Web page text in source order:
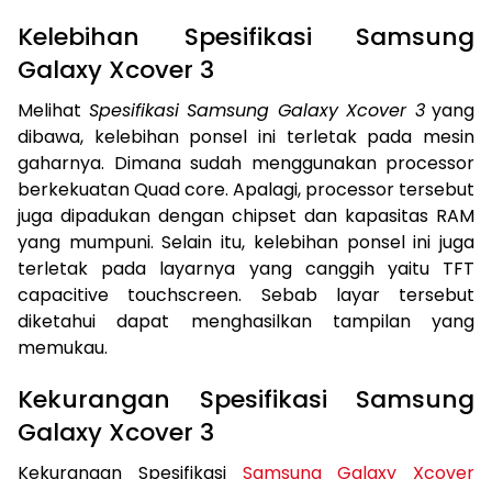
Kelebihan Spesifikasi Samsung
Galaxy Xcover 3
Melihat Spesifikasi Samsung Galaxy Xcover 3yang
dibawa, kelebihan ponsel ini terletak pada mesin
gaharnya. Dimana sudah menggunakan processor
berkekuatan Quad core. Apalagi, processor tersebut
juga dipadukan dengan chipset dan kapasitas RAM
yang mumpuni. Selain itu, kelebihan ponsel ini juga
terletak pada layarnya yang canggih yaitu TFT
capacitive touchscreen. Sebab layar tersebut
diketahui dapat menghasilkan tampilan yang
memukau.
Kekurangan Spesifikasi Samsung
Galaxy Xcover 3
Kekurangan Spesifikasi Samsung Galaxy Xcover